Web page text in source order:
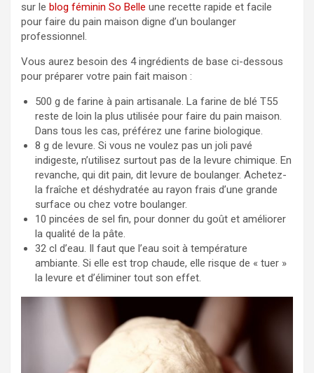
sur le blog féminin So Belle une recette rapide et facile
pour faire du pain maison digne d’un boulanger
professionnel.
Vous aurez besoin des 4 ingrédients de base ci-dessous
pour préparer votre pain fait maison :
500 g de farine à pain artisanale. La farine de blé T55
reste de loin la plus utilisée pour faire du pain maison.
Dans tous les cas, préférez une farine biologique.
8 g de levure. Si vous ne voulez pas un joli pavé
indigeste, n’utilisez surtout pas de la levure chimique. En
revanche, qui dit pain, dit levure de boulanger. Achetez-
la fraîche et déshydratée au rayon frais d’une grande
surface ou chez votre boulanger.
10 pincées de sel fin, pour donner du goût et améliorer
la qualité de la pâte.
32 cl d’eau. Il faut que l’eau soit à température
ambiante. Si elle est trop chaude, elle risque de « tuer »
la levure et d’éliminer tout son effet.